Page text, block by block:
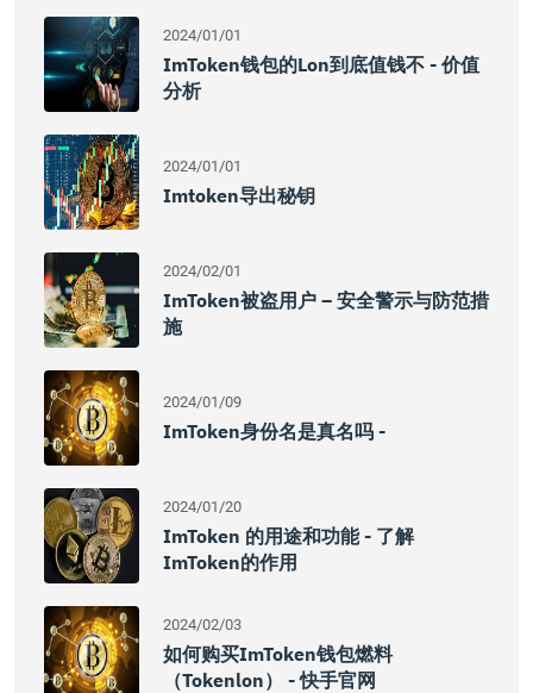
2024/01/01
ImToken钱包的lon到底值钱不 - 价值
分析
2024/01/01
Imtoken导出秘钥
2024/02/01
ImToken被盗用户 – 安全警示与防范措
施
2024/01/09
ImToken身份名是真名吗 -
2024/01/20
ImToken 的用途和功能 - 了解
ImToken的作用
2024/02/03
如何购买imToken钱包燃料
（Tokenlon） - 快手官网